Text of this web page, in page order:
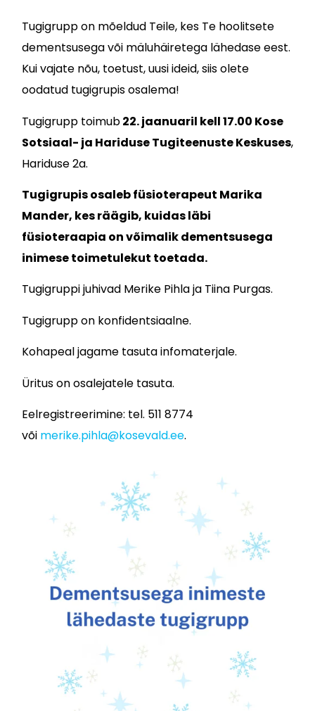
Tugigrupp on mõeldud Teile, kes Te hoolitsete
dementsusega või mäluhäiretega lähedase eest.
Kui vajate nõu, toetust, uusi ideid, siis olete
oodatud tugigrupis osalema!
Tugigrupp toimub22. jaanuaril kell 17.00 Kose
Sotsiaal- ja Hariduse Tugiteenuste Keskuses,
Hariduse 2a.
Tugigrupis osaleb füsioterapeut Marika
Mander, kes räägib, kuidas läbi
füsioteraapia on võimalik dementsusega
inimese toimetulekut toetada.
Tugigruppi juhivad Merike Pihla ja Tiina Purgas.
Tugigrupp on konfidentsiaalne.
Kohapeal jagame tasuta infomaterjale.
Üritus on osalejatele tasuta.
Eelregistreerimine: tel. 511 8774
või merike.pihla@kosevald.ee.